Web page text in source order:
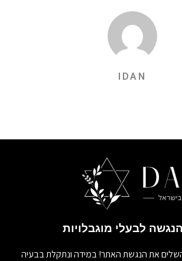
IDAN
לבעלי מוגבלויות
את הנגשת האתר! במידה ונתקלת בבעיה